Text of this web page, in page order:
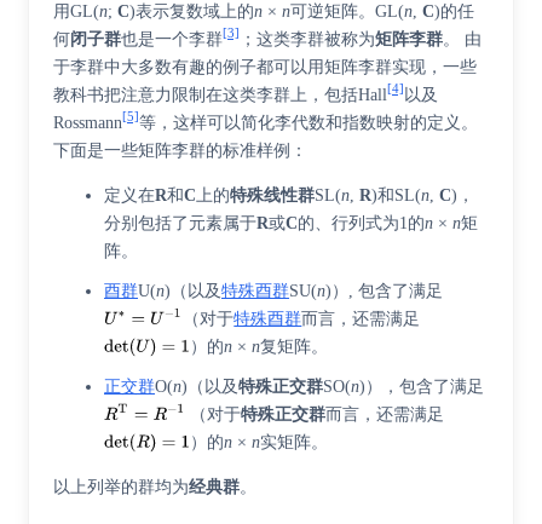
用GL(n; C)表示复数域上的n × n可逆矩阵。 GL(n C)的任
何闭子群也是一个李群[3] ；这类李群被称为矩阵李群。 由
于李群中大多数有趣的例子都可以用矩阵李群实现，一些
教科书把注意力限制在这类李群上，包括Hall [4] 以及
Rossmann[5]等，这样可以简化李代数和指数映射的定义。
下面是一些矩阵李群的标准样例：
定义在R和C 上的特殊线性群SL(n R)和 SL(n C) ，
分别包括了元素属于R或C的、行列式为1的n × n矩
阵。
酉群U(n)（以及特殊酉群SU(n)）, 包含了满足
（对于特殊酉群而言，还需满足
）的n ×n复矩阵。
正交群O(n)（以及特殊正交群SO(n)），包含了满足
（对于特殊正交群而言，还需满足
）的n ×n实矩阵。
以上列举的群均为经典群。